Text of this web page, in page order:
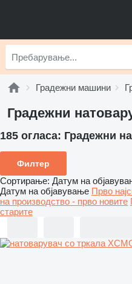
Градежни машини
Градежни
185 огласа: Градежни
Филтер
Сортирање: Датум на
Датум на објавување Прво
на производство - прво новите
старите